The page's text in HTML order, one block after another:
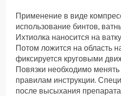
Применение в виде
использование бинтов,
Ихтиолка наносится на
Потом ложится на область
фиксируется круговыми
Повязки необходимо
правилам инструкции.
после высыхания